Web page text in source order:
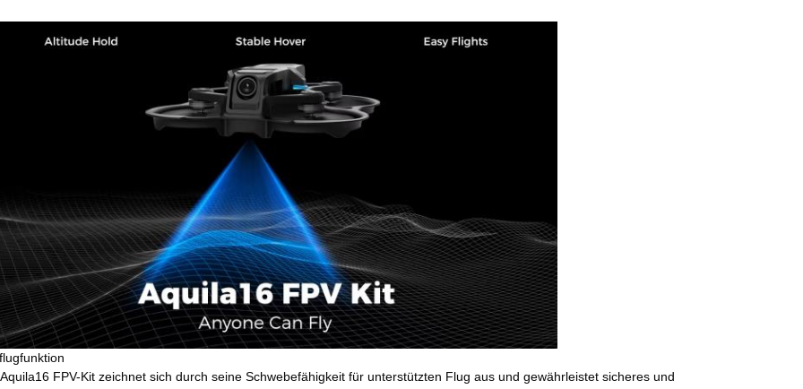
FPV-Kit zeichnet sich durch seine Schwebefähigkeit für unterstützten Flug aus und gewährleistet sicheres und